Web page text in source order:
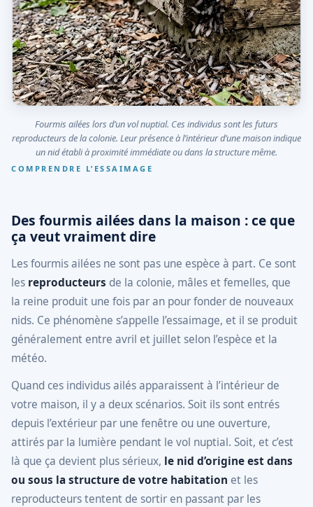
Fourmis ailées lors d’un vol nuptial. Ces individus sont les futurs
reproducteurs de la colonie. Leur présence à l’intérieur d’une maison indique
un nid établi à proximité immédiate ou dans la structure même.
COMPRENDRE L’ESSAIMAGE
Des fourmis ailées dans la maison : ce que
ça veut vraiment dire
Les fourmis ailées ne sont pas une espèce à part. Ce sont
les reproducteurs de la colonie, mâles et femelles, que
la reine produit une fois par an pour fonder de nouveaux
nids. Ce phénomène s’appelle l’essaimage, et il se produit
généralement entre avril et juillet selon l’espèce et la
météo.
Quand ces individus ailés apparaissent à l’intérieur de
votre maison, il y a deux scénarios. Soit ils sont entrés
depuis l’extérieur par une fenêtre ou une ouverture,
attirés par la lumière pendant le vol nuptial. Soit, et c’est
là que ça devient plus sérieux, le nid d’origine est dans
ou sous la structure de votre habitation et les
reproducteurs tentent de sortir en passant par les